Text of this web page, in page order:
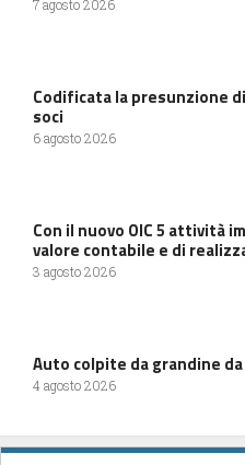
7 agosto 2026
Codificata la presunzione
soci
6 agosto 2026
Con il nuovo OIC 5 attività
valore contabile e di
3 agosto 2026
Auto colpite da grandine
4 agosto 2026